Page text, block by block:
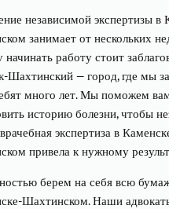
независимой экспертизы в
занимает от нескольких
начинать работу стоит
Шахтинский — город, где мы
много лет. Мы поможем
историю болезни, чтобы
экспертиза в
привела к нужному
берем на себя всю
Шахтинском. Наши